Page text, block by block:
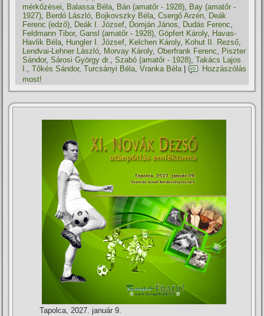
mérkőzései, Balassa Béla, Bán (amatőr - 1928), Bay (amatőr -
1927), Berdó László, Bojkovszky Béla,Csergő Arzén, Deák
Ferenc (edző), Deák I. József, Domján János, Dudás Ferenc,
Feldmann Tibor,Gansl (amatőr - 1928),Göpfert Károly, Havas-
Havlik Béla, Hungler I. József, Kelchen Károly, Kohut II. Rezső,
Lendvai-Lehner László, Morvay Károly,Oberfrank Ferenc, Piszter
Sándor,Sárosi György dr.,Szabó (amatőr - 1928),Takács Lajos
I.,Tőkés Sándor,Turcsányi Béla,Vranka Béla|
Hozzászólás
most!
Tapolca, 2027. január 9.